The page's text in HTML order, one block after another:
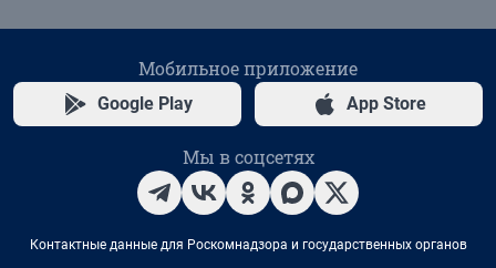
Мобильное приложение
Google Play App Store
Мы в соцсетях
Контактные данные для Роскомнадзора и государственных органов